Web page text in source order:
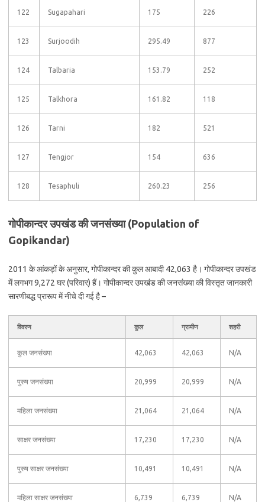
122 Sugapahari 175 226
123 Surjoodih 295.49 877
124 Talbaria 153.79 252
125 Talkhora 161.82 118
126 Tarni 182 521
127 Tengjor 154 636
128 Tesaphuli 260.23 256
गोपीकान्दर उपखंड की जनसंख्या (Population of
Gopikandar)
2011 के आंकड़ों के अनुसार, गोपीकान्दर की कुल आबादी 42,063 है। गोपीकान्दर उपखंड
में लगभग 9,272 घर (परिवार) हैं। गोपीकान्दर उपखंड की जनसंख्या की विस्तृत जानकारी
सारणीबद्ध प्रारूप में नीचे दी गई है –
विवरण कुल ग्रामीण शहरी
कुल जनसंख्या 42,063 42,063 N/A
पुरुष जनसंख्या 20,999 20,999 N/A
महिला जनसंख्या 21,064 21,064 N/A
साक्षर जनसंख्या 17,230 17,230 N/A
पुरुष साक्षर जनसंख्या 10,491 10,491 N/A
महिला साक्षर जनसंख्या 6,739 6,739 N/A